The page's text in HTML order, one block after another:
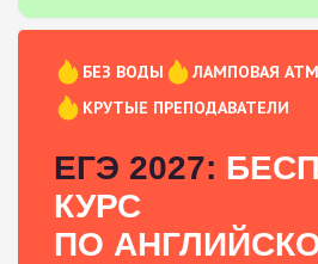
БЕЗ ВОДЫ
ЛАМПОВАЯ
КРУТЫЕ ПРЕПОДАВАТЕЛИ
ЕГЭ 2027:
КУРС
ПО